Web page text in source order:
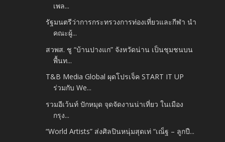
เพล...
รัฐมนตรีว่าการกระทรวงการท่องเที่ยวและกีฬา นำ
คณะผู้...
สวพส. ชู “บ้านปางแก” จังหวัดน่าน เป็นชุมชนบน
พื้นท...
T&B Media Global ผุดโปรเจ็ค START IT UP
ร่วมกับ We...
รวมอีเว้นท์ ปักหมุด จุดจัดงานน่าเที่ยว ในเมือง
กรุง...
“World Artists” ส่งศิลปินหนุ่มสุดเท่ “เณ็ฐ – ลูกปื...